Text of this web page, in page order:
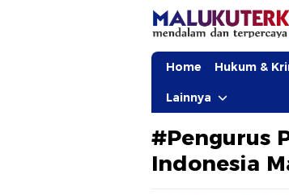
MalukuTerkini.com
Terkini, Mendalam dan
Home Hukum &
Lainnya
#Pengurus
Indonesia